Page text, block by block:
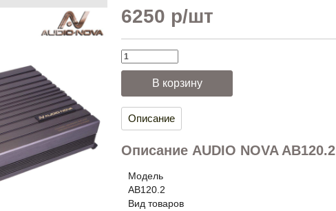
6250 р/шт
Описание
Описание AUDIO NOVA AB120.2
Модель
AB120.2
Вид товаров